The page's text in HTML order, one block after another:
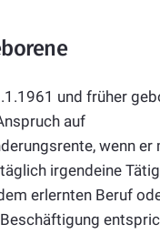
und früher
auf
wenn er
irgendeine
erlernten Beruf